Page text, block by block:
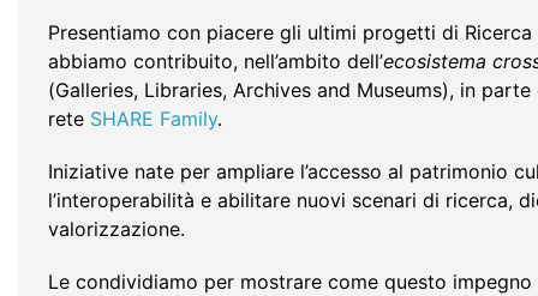
Presentiamo con piacere gli ultimi progetti di
abbiamo contribuito, nell’ambito dell’ecosistema
(Galleries, Libraries, Archives and Museums), in
rete SHARE Family.
Iniziative nate per ampliare l’accesso al patrimonio
l’interoperabilità e abilitare nuovi scenari di ricerca,
valorizzazione.
Le condividiamo per mostrare come questo